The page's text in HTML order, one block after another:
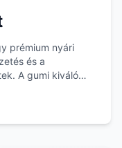
prémium nyári
és a
A gumi kiváló